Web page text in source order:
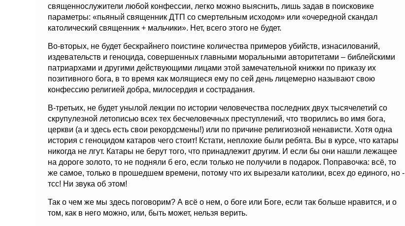
священнослужители любой конфессии, легко можно выяснить, лишь задав в поисковике
параметры: «пьяный священник ДТП со смертельным исходом» или «очередной скандал
католический священник + мальчики». Нет, всего этого не будет.
Во-вторых, не будет бескрайнего поистине количества примеров убийств, изнасилований,
издевательств и геноцида, совершенных главными моральными авторитетами – библейскими
патриархами и другими действующими лицами этой замечательной книжки по приказу их
позитивного бога, в то время как молящиеся ему по сей день лицемерно называют свою
конфессию религией добра, милосердия и сострадания.
В-третьих, не будет унылой лекции по истории человечества последних двух тысячелетий со
скрупулезной летописью всех тех бесчеловечных преступлений, что творились во имя бога,
церкви (а и здесь есть свои рекордсмены!) или по причине религиозной ненависти. Хотя одна
история с геноцидом катаров чего стоит! Кстати, неплохие были ребята. Вы в курсе, что катары
никогда не лгут. Катары не берут того, что принадлежит другим. И если бы они нашли лежащее
на дороге золото, то не подняли б его, если только не получили в подарок. Поправочка: всё, то
же самое, только в прошедшем времени, потому что их вырезали католики, всех до единого, но -
тсс! Ни звука об этом!
Так о чем же мы здесь поговорим? А всё о нем, о боге или Боге, если так больше нравится, и о
том, как в него можно, или, быть может, нельзя верить.